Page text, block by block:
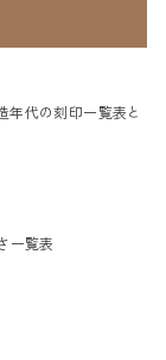
年代の刻印一覧表と
一覧表